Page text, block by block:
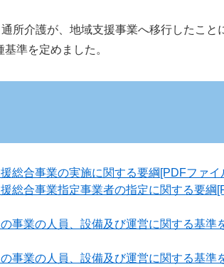
所介護が、地域支援事業へ移行したこと
準を定めました。
総合事業の実施に関する要綱[PDFファイ
総合事業指定事業者の指定に関する要綱
事業の人員、設備及び運営に関する基準
事業の人員、設備及び運営に関する基準